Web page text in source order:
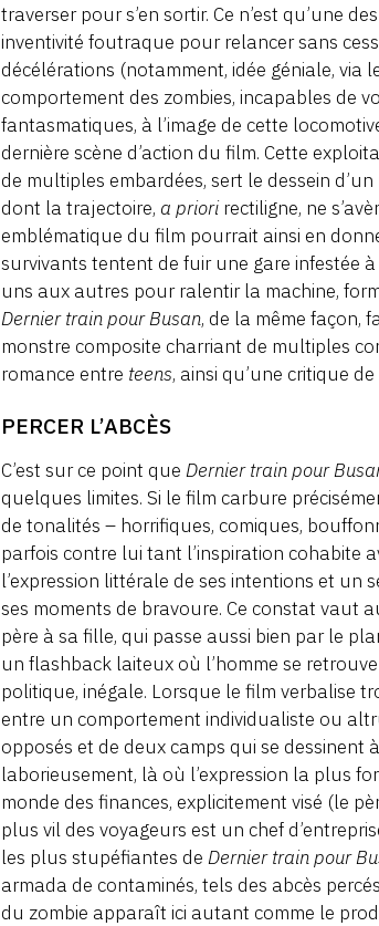
traverser pour s’en sortir. Ce n’est qu’une
inventivité foutraque pour relancer sans
décélérations (notamment, idée géniale, via
comportement des zombies, incapables de
fantasmatiques, à l’image de cette
dernière scène d’action du film. Cette
de multiples embardées, sert le dessein
dont la trajectoire, a priorirectiligne, ne
emblématique du film pourrait ainsi en
survivants tentent de fuir une gare infestée
uns aux autres pour ralentir la machine,
Dernier train pour Busan, de la même façon,
monstre composite charriant de multiples
romance entre teens, ainsi qu’une critique
PERCER L’ABCÈS
C’est sur ce point queDernier train pour
quelques limites. Si le film carbure
de tonalités – horrifiques, comiques,
parfois contre lui tant l’inspiration cohabite
l’expression littérale de ses intentions et un
ses moments de bravoure. Ce constat vaut
père à sa fille, qui passe aussi bien par le
un flashback laiteux où l’homme se
politique, inégale. Lorsque le film verbalise
entre un comportement individualiste ou
opposés et de deux camps qui se
laborieusement, là où l’expression la plus
monde des finances, explicitement visé (le
plus vil des voyageurs est un chef
les plus stupéfiantes deDernier train pour
armada de contaminés, tels des abcès
du zombie apparaît ici autant comme le